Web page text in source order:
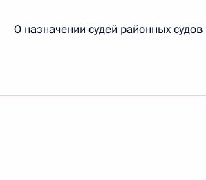
О назначении судей районных судов